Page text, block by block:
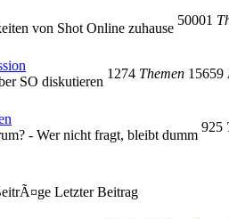
von Shot Online zuhause
50001
SO diskutieren
1274 Themen 15659
- Wer nicht fragt, bleibt dumm
925
Letzter Beitrag